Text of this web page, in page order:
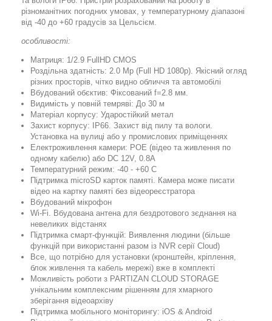
різноманітних погодних умовах, у температурному діапазоні
від -40 до +60 градусів за Цельсієм.
особливості:
Матриця: 1/2.9 FullHD CMOS
Роздільна здатність: 2.0 Mp (Full HD 1080p). Якісний огляд
різних просторів, чітко видно обличчя та автомобілі
Вбудований обєктив: Фіксований f=2.8 мм.
Видимість у повній темряві: До 30 м
Матеріал корпусу: Ударостійкий метал
Захист корпусу: IP66. Захист від пилу та вологи.
Установка на вулиці або у промислових приміщеннях
Електроживлення камери: POE (відео та живлення по
одному кабелю) або DC 12V, 0.8A
Температурний режим: -40 - +60 C
Підтримка microSD карток памяті. Камера може писати
відео на картку памяті без відеореєстратора
Вбудований мікрофон
Wi-Fi. Вбудована антена для бездротового зєднання на
невеликих відстанях
Підтримка смарт-функцій: Виявлення людини (більше
функцій при використанні разом із NVR серії Cloud)
Все, що потрібно для установки (кронштейн, кріплення,
блок живлення та кабель мережі) вже в комплекті
Можливість роботи з PARTIZAN CLOUD STORAGE
унікальним комплексним рішенням для хмарного
зберігання відеоархіву
Підтримка мобільного моніторингу: iOS & Android